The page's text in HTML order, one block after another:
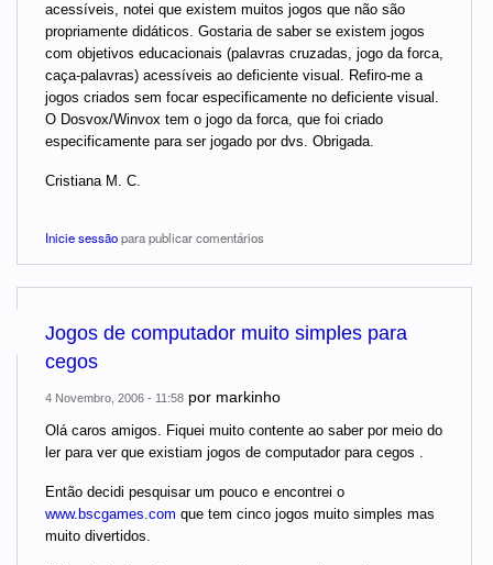
acessíveis, notei que existem muitos jogos que não são
propriamente didáticos. Gostaria de saber se existem jogos
com objetivos educacionais (palavras cruzadas, jogo da forca,
caça-palavras) acessíveis ao deficiente visual. Refiro-me a
jogos criados sem focar especificamente no deficiente visual.
O Dosvox/Winvox tem o jogo da forca, que foi criado
especificamente para ser jogado por dvs. Obrigada.
Cristiana M. C.
Inicie sessãopara publicar comentários
Jogos de computador muito simples para
cegos
4 Novembro, 2006 - 11:58 por markinho
Olá caros amigos. Fiquei muito contente ao saber por meio do
ler para ver que existiam jogos de computador para cegos .
Então decidi pesquisar um pouco e encontrei o
www.bscgames.com que tem cinco jogos muito simples mas
muito divertidos.